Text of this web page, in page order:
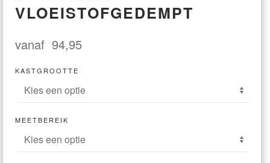
VLOEISTOFGEDEMPT
vanaf 94,95
KASTGROOTTE
MEETBEREIK